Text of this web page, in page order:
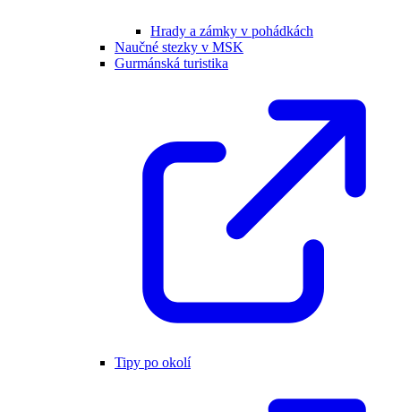
Hrady a zámky v pohádkách
Naučné stezky v MSK
Gurmánská turistika
Tipy po okolí